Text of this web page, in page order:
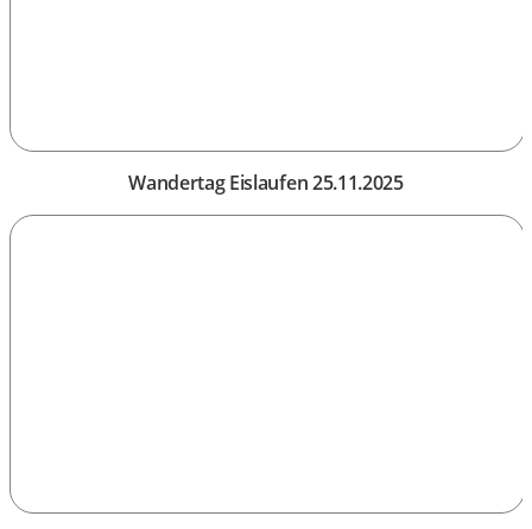
Wandertag Eislaufen 25.11.2025